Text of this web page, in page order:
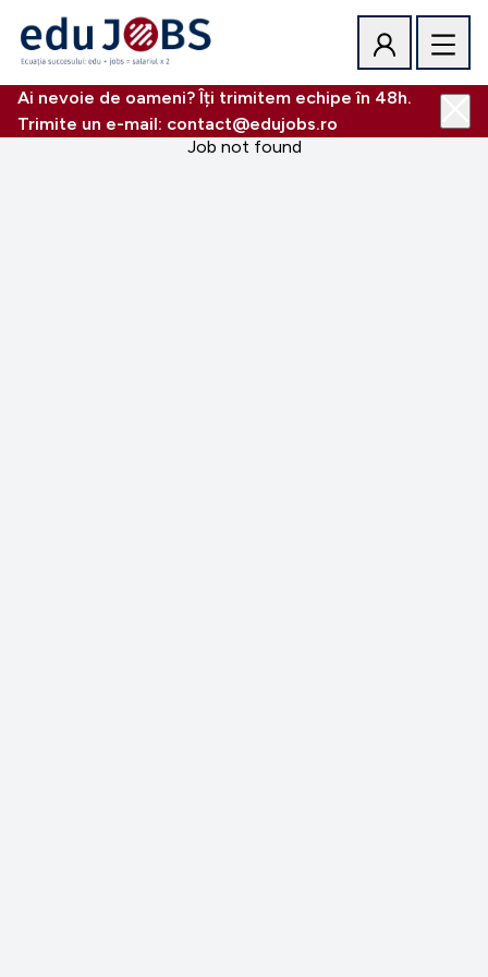
Ai nevoie de oameni? Îți trimitem echipe în 48h.
Trimite un e-mail: contact@edujobs.ro
Job not found